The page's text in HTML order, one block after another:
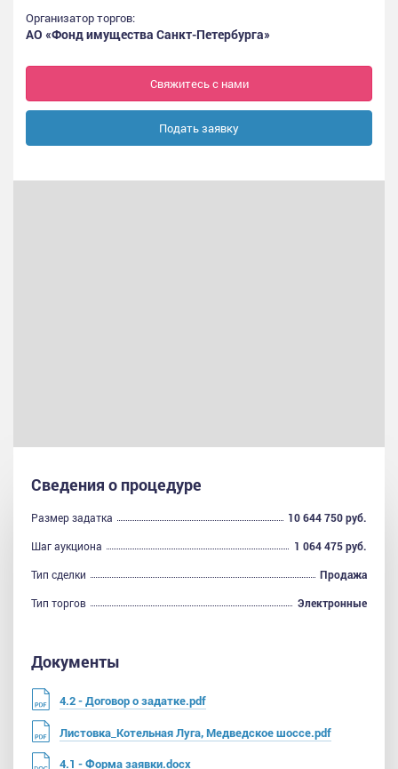
Организатор торгов:
АО «Фонд имущества Санкт-Петербурга»
Свяжитесь с нами
Подать заявку
Сведения о процедуре
Размер задатка
10 644 750 руб.
Шаг аукциона
1 064 475 руб.
Тип сделки
Продажа
Тип торгов
Электронные
Документы
4.2 - Договор о задатке.pdf
Листовка_Котельная Луга, Медведское шоссе.pdf
4.1 - Форма заявки.docx